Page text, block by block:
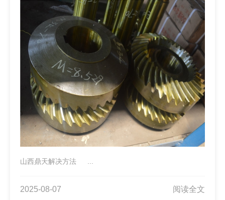
山西鼎天解决方法 ...
2025-08-07 阅读全文